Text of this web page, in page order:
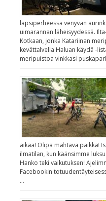
lapsiperheessä venyvän
uimarannan läheisyydessä.
Kotkaan, jonka Katariinan
kevättalvella Haluan käydä -
meripuistoa vinkkasi
aikaa! Olipa mahtava paikka!
ilmatilan, kun käänsimme
Hanko teki vaikutuksen!
Facebookin
…